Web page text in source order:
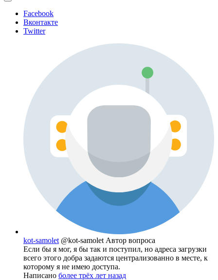
Facebook
Вконтакте
Twitter
kot-samolet @kot-samolet Автор вопроса
Если бы я мог, я бы так и поступил, но адреса загрузки
всего этого добра задаются централизованно в месте, к
которому я не имею доступа.
Написано более трёх лет назад